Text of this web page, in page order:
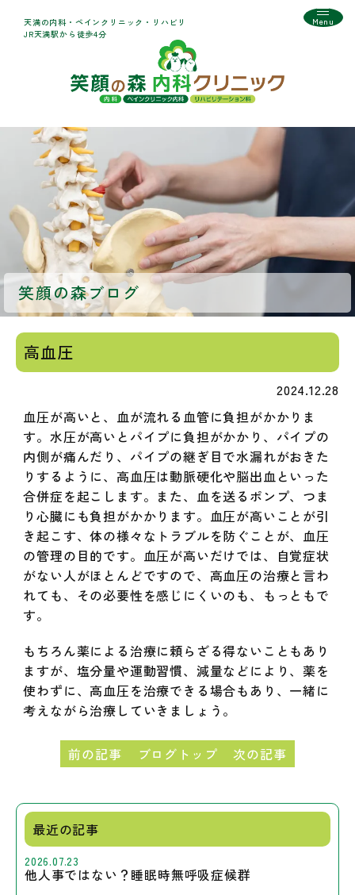
天満の内科・ペインクリニック・リハビリ
JR天満駅から徒歩4分
Menu
笑顔の森ブログ
高血圧
2024.12.28
血圧が高いと、血が流れる血管に負担がかかりま
す。水圧が高いとパイプに負担がかかり、パイプの
内側が痛んだり、パイプの継ぎ目で水漏れがおきた
りするように、高血圧は動脈硬化や脳出血といった
合併症を起こします。また、血を送るポンプ、つま
り心臓にも負担がかかります。血圧が高いことが引
き起こす、体の様々なトラブルを防ぐことが、血圧
の管理の目的です。血圧が高いだけでは、自覚症状
がない人がほとんどですので、高血圧の治療と言わ
れても、その必要性を感じにくいのも、もっともで
す。
もちろん薬による治療に頼らざる得ないこともあり
ますが、塩分量や運動習慣、減量などにより、薬を
使わずに、高血圧を治療できる場合もあり、一緒に
考えながら治療していきましょう。
前の記事 ブログトップ 次の記事
最近の記事
2026.07.23
他人事ではない？睡眠時無呼吸症候群